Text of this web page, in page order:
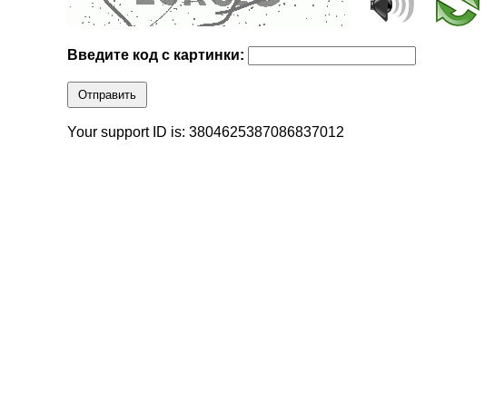
Введите код с картинки:
Отправить
Your support ID is: 3804625387086837012